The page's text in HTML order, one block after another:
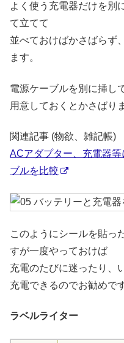
よく使う充電器だけを別
て立てて
並べておけばかさばらず
ます。
電源ケーブルを別に挿し
用意しておくとかさばり
関連記事 (物欲、雑記帳)
ACアダプター、充電器
ブルを比較
このようにシールを貼っ
すが一度やっておけば
充電のたびに迷ったり、
充電できるのでお勧めで
ラベルライター